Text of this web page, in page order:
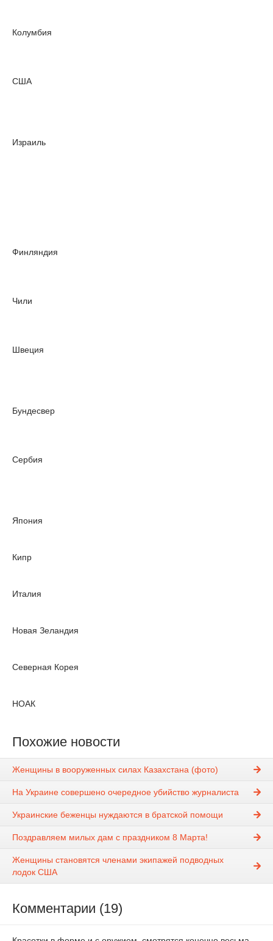
Колумбия
США
Израиль
Финляндия
Чили
Швеция
Бундесвер
Сербия
Япония
Кипр
Италия
Новая Зеландия
Северная Корея
НОАК
Похожие новости
Женщины в вооруженных силах Казахстана (фото)
На Украине совершено очередное убийство журналиста
Украинские беженцы нуждаются в братской помощи
Поздравляем милых дам с праздником 8 Марта!
Женщины становятся членами экипажей подводных
лодок США
Комментарии (19)